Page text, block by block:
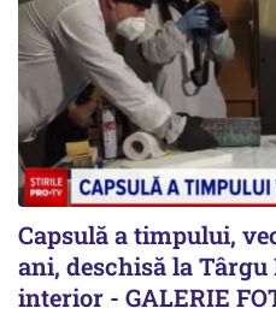
Capsulă a timpului,
ani, deschisă la Târgu
interior - GALERIE